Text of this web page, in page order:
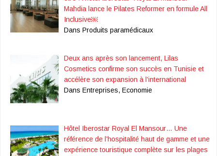
Mahdia lance le Pilates Reformer en formule All
Inclusive￼
Dans Produits paramédicaux
Deux ans après son lancement, Lilas
Cosmetics confirme son succès en Tunisie et
accélère son expansion à l’international
Dans Entreprises, Economie
Hôtel Iberostar Royal El Mansour… Une
référence de l’hospitalité haut de gamme et une
expérience touristique complète sur les plages